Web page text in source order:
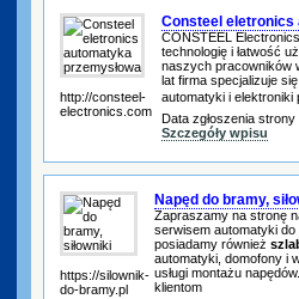
http://consteel-
electronics.com
Consteel eletronics
CONSTEEL
technologię i łatwość
naszych pracowników
lat firma specjalizuje
automatyki i
Data zgłoszenia
Szczegóły wpisu
https://silownik-
do-bramy.pl
Napęd do bramy,
Zapraszamy na stronę
serwisem automatyki
posiadamy również
automatyki, domofony i
usługi montażu
klientom